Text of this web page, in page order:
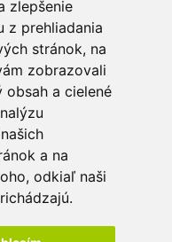
zlepšenie
z prehliadania
stránok, na
zobrazovali
obsah a cielené
a na
odkiaľ naši
Cena od5,90 €